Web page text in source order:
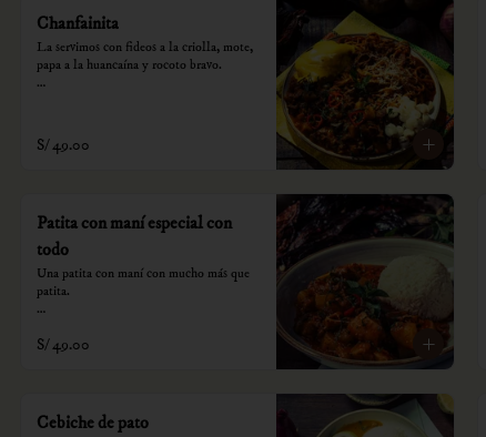
Chanfainita
La servimos con fideos a la criolla, mote,
papa a la huancaína y rocoto bravo.
recargo al consumo.
S/ 49.00
Patita con maní especial con
todo
Una patita con maní con mucho más que
patita.
soles e incluyen impuestos de ley y
S/ 49.00
Cebiche de pato